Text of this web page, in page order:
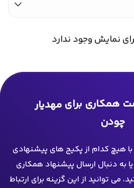
نمایش وجود ندارد
همکاری برایمهدیار
چودن
با هیچ کدام از پکیج های پیشنهادی
به دنبال ارسال پیشنهاد همکاری
می توانید از این گزینه برای ارتباط